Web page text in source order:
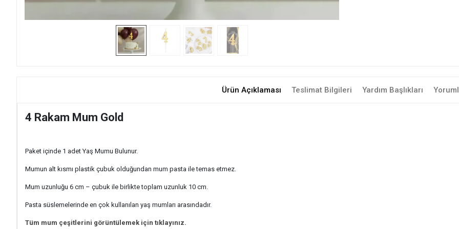
Ürün Açıklaması Teslimat Bilgileri Yardım Başlıkları
4 Rakam Mum Gold
Paket içinde 1 adet Yaş Mumu Bulunur.
Mumun alt kısmı plastik çubuk olduğundan mum pasta ile temas etmez.
Mum uzunluğu 6 cm – çubuk ile birlikte toplam uzunluk 10 cm.
Pasta süslemelerinde en çok kullanılan yaş mumları arasındadır.
Tüm mum çeşitlerini görüntülemek için tıklayınız.